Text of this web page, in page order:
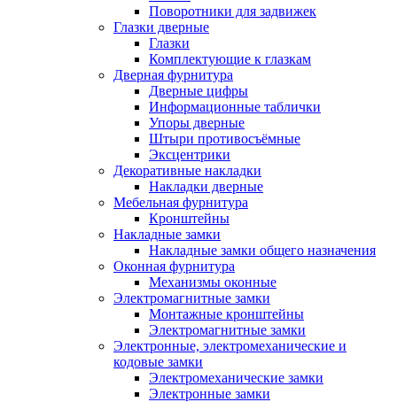
Поворотники для задвижек
Глазки дверные
Глазки
Комплектующие к глазкам
Дверная фурнитура
Дверные цифры
Информационные таблички
Упоры дверные
Штыри противосъёмные
Эксцентрики
Декоративные накладки
Накладки дверные
Мебельная фурнитура
Кронштейны
Накладные замки
Накладные замки общего назначения
Оконная фурнитура
Механизмы оконные
Электромагнитные замки
Монтажные кронштейны
Электромагнитные замки
Электронные, электромеханические и
кодовые замки
Электромеханические замки
Электронные замки